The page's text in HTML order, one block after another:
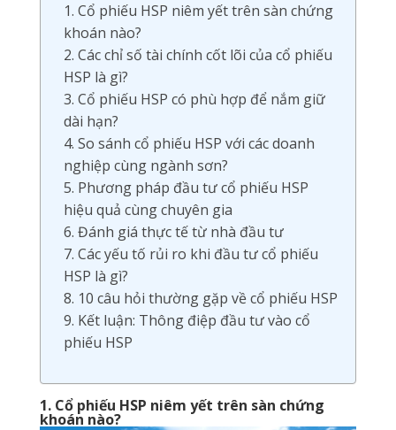
1. Cổ phiếu HSP niêm yết trên sàn chứng
khoán nào?
2. Các chỉ số tài chính cốt lõi của cổ phiếu
HSP là gì?
3. Cổ phiếu HSP có phù hợp để nắm giữ
dài hạn?
4. So sánh cổ phiếu HSP với các doanh
nghiệp cùng ngành sơn?
5. Phương pháp đầu tư cổ phiếu HSP
hiệu quả cùng chuyên gia
6. Đánh giá thực tế từ nhà đầu tư
7. Các yếu tố rủi ro khi đầu tư cổ phiếu
HSP là gì?
8. 10 câu hỏi thường gặp về cổ phiếu HSP
9. Kết luận: Thông điệp đầu tư vào cổ
phiếu HSP
1. Cổ phiếu HSP niêm yết trên sàn chứng
khoán nào?